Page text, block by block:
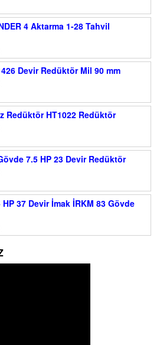
4 Aktarma 1-28 Tahvil
Devir Redüktör Mil 90 mm
Redüktör HT1022 Redüktör
7.5 HP 23 Devir Redüktör
37 Devir İmak İRKM 83 Gövde